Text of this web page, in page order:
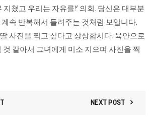
지쳤고 우리는 자유를!’ 의회. 당신은 대부분
속 반복해서 들려주는 것처럼 보입니다.
사진을 찍고 싶다고 상상합시다. 육안으로
것 같아서 그녀에게 미소 지으며 사진을 찍
NEXT POST